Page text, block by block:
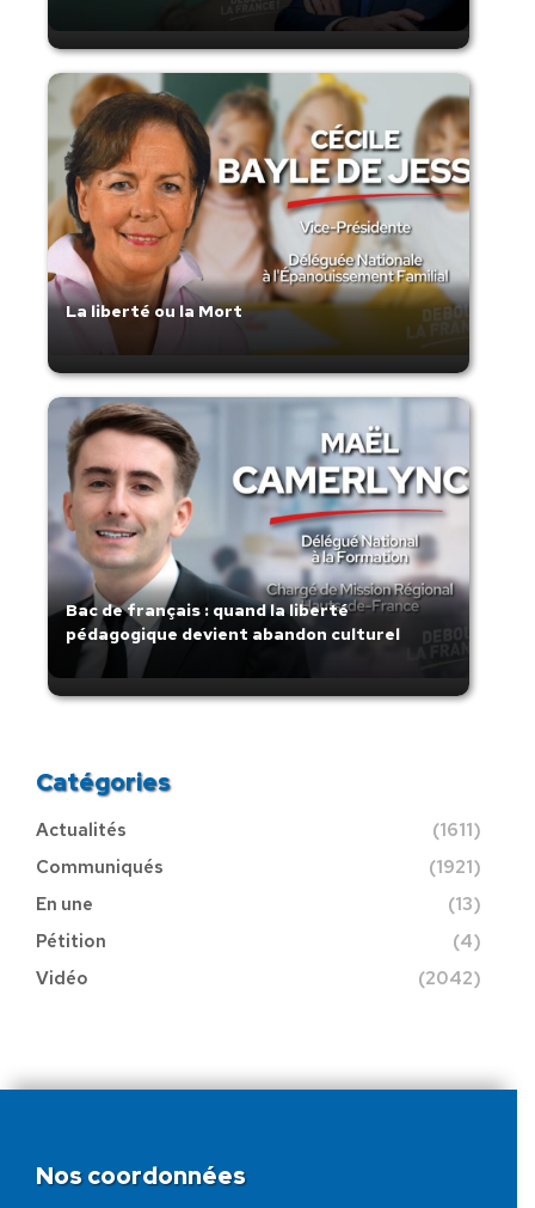
La liberté ou la Mort
Bac de français : quand la liberté
pédagogique devient abandon culturel
Catégories
Actualités
(1611)
Communiqués
(1921)
En une
(13)
Pétition
(4)
Vidéo
(2042)
Nos coordonnées